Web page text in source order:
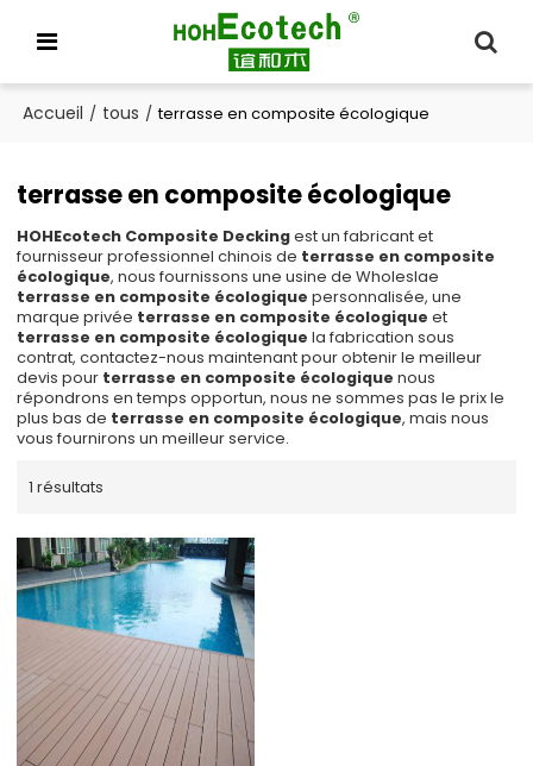
Accueil / tous / terrasse en composite écologique
terrasse en composite écologique
HOHEcotech Composite Deckingest un fabricant et
fournisseur professionnel chinois de terrasse en composite
écologique, nous fournissons une usine de Wholeslae
terrasse en composite écologique personnalisée, une
marque privée terrasse en composite écologique et
terrasse en composite écologique la fabrication sous
contrat, contactez-nous maintenant pour obtenir le meilleur
devis pour terrasse en composite écologique nous
répondrons en temps opportun, nous ne sommes pas le prix le
plus bas de terrasse en composite écologique, mais nous
vous fournirons un meilleur service.
1 résultats